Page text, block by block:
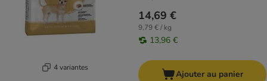
4 variantes
14,69 €
9,79 € / kg
13,96 €
Ajouter au panier